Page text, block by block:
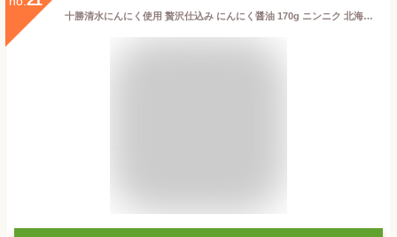
十勝清水にんにく使用 贅沢仕込み にんにく醤油 170g ニンニク 北海道 調味料 しょうゆ キャンプ飯